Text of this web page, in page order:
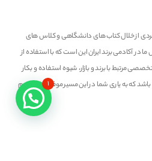
از خلال کتاب های دانشگاهی و کلاس های
در آکادمی برند ایران این است که با استفاده از
مرتبط با برند و بازار، شیوه استفاده و بکار
که به یاری شما در این مسیر موفق عمل کنیم
۱